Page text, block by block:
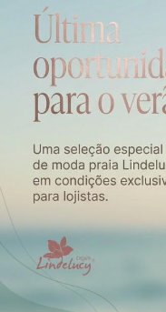
CONJUNTO
CONJUNTO BIQUÍNI
PIJAMA DE VERÃO
ROBE
TOP